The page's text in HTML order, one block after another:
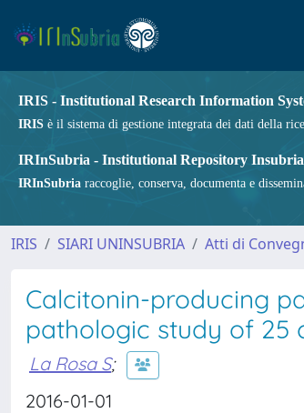
IRIS - Institutional Research Information
IRIS è il sistema di gestione integrata dei dati della
IRInSubria - Institutional Repository Insubria
IRInSubria raccoglie, conserva, documenta e
IRIS SIARI UNINSUBRIA Atti di
Calcitonin-producing
pathologic study of 25
La Rosa S;
2016-01-01